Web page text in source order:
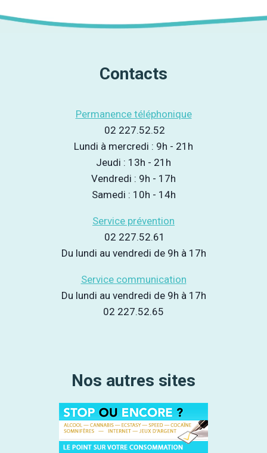
Contacts
Permanence téléphonique
02 227.52.52
Lundi à mercredi : 9h - 21h
Jeudi : 13h - 21h
Vendredi : 9h - 17h
Samedi : 10h - 14h
Service prévention
02 227.52.61
Du lundi au vendredi de 9h à 17h
Service communication
Du lundi au vendredi de 9h à 17h
02 227.52.65
Nos autres sites